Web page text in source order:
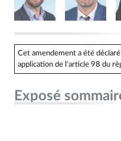
Cet amendement a été
application de l'article 98 du
Exposé